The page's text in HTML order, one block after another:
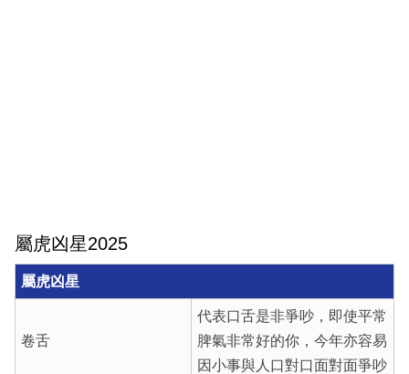
屬虎凶星2025
屬虎凶星
卷舌
代表口舌是非爭吵，即使平常
脾氣非常好的你，今年亦容易
因小事與人口對口面對面爭吵